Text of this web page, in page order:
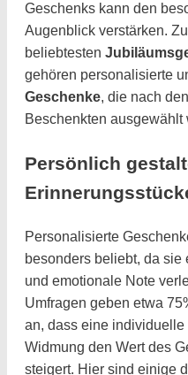
Geschenks kann den
Augenblick verstärken.
beliebtesten
gehören personalisierte
Geschenke, die nach
Beschenkten ausgewählt
Persönlich
Personalisierte
besonders beliebt, da sie
und emotionale Note
Umfragen geben etwa
an, dass eine individuelle
Widmung den Wert des
steigert. Hier sind einige